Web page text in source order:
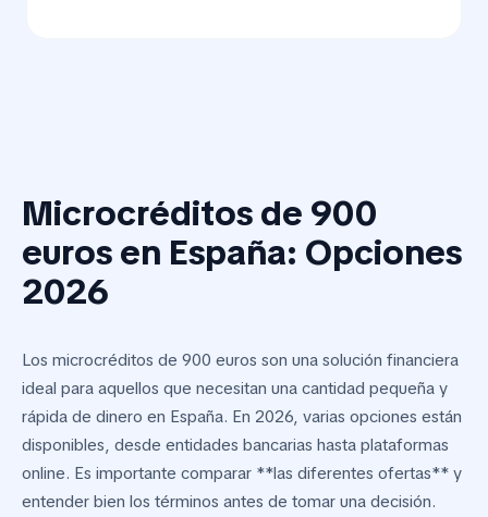
Microcréditos de 900
euros en España: Opciones
2026
Los microcréditos de 900 euros son una solución financiera
ideal para aquellos que necesitan una cantidad pequeña y
rápida de dinero en España. En 2026, varias opciones están
disponibles, desde entidades bancarias hasta plataformas
online. Es importante comparar **las diferentes ofertas** y
entender bien los términos antes de tomar una decisión.